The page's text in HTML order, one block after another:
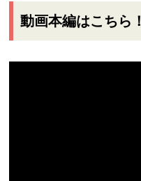
動画本編はこちら！